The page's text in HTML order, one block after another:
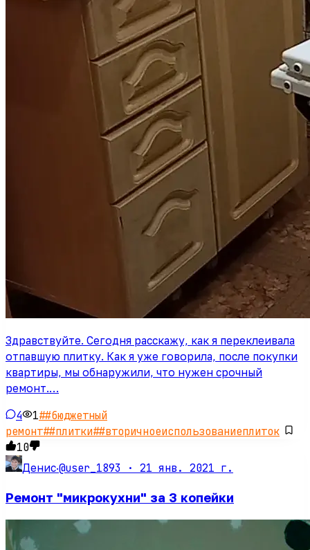
Здравствуйте. Сегодня расскажу, как я переклеивала
отпавшую плитку. Как я уже говорила, после покупки
квартиры, мы обнаружили, что нужен срочный
ремонт.…
4 1##бюджетный
ремонт##плитки##вторичноеиспользованиеплиток
10
Денис·@user_1893 · 21 янв. 2021 г.
Ремонт "микрокухни" за 3 копейки